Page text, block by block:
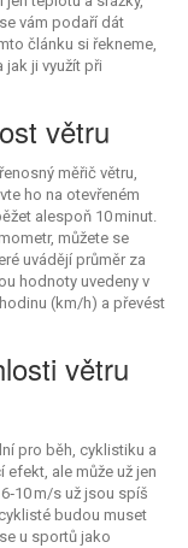
vám podaří dát
článku si řekneme,
ji využít při
větru
měřič větru,
ho na otevřeném
alespoň 10 minut.
můžete se
uvádějí průměr za
hodnoty uvedeny v
(km/h) a převést
větru
pro běh, cyklistiku a
ale může už jen
m/s už jsou spíš
budou muset
u sportů jako